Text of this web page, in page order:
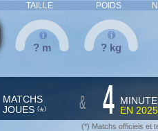
TAILLE POIDS
? m ? kg
MATCHS
JOUES (*) & 4 EN
(*) Matchs officiels et